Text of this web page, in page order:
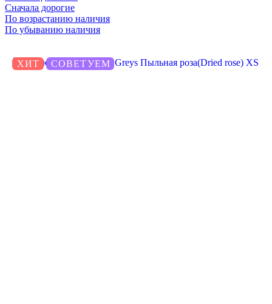
Сначала дорогие
По возрастанию наличия
По убыванию наличия
ХИТ СОВЕТУЕМ